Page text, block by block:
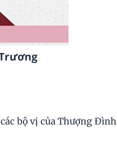
bộ vị của Thượng Đình